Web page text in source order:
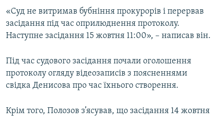
«Суд не витримав бубніння прокурорів і перервав
засідання під час оприлюднення протоколу.
Наступне засідання 15 жовтня 11:00», – написав він.
Під час судового засідання почали оголошення
протоколу огляду відеозаписів з поясненнями
свідка Денисова про час їхнього створення.
Крім того, Полозов з’ясував, що засідання 14 жовтня